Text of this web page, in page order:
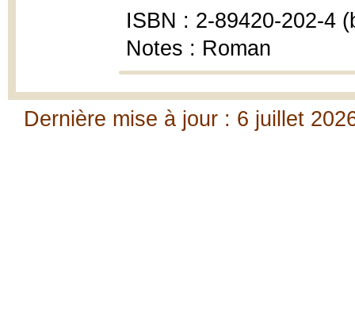
ISBN : 2-89420-202-4
Notes : Roman
Dernière mise à jour : 6 juillet